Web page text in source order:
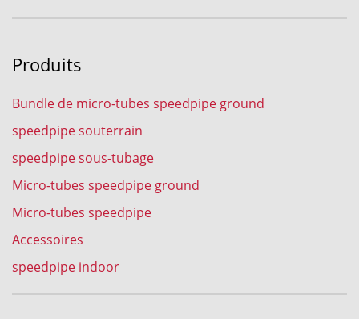
Produits
Bundle de micro-tubes speedpipe ground
speedpipe souterrain
speedpipe sous-tubage
Micro-tubes speedpipe ground
Micro-tubes speedpipe
Accessoires
speedpipe indoor